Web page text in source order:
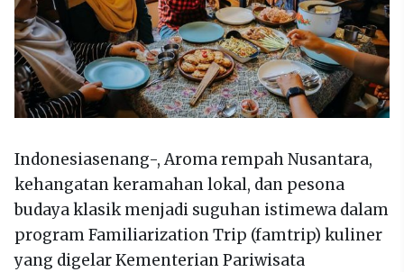
Indonesiasenang-, Aroma rempah Nusantara,
kehangatan keramahan lokal, dan pesona
budaya klasik menjadi suguhan istimewa dalam
program Familiarization Trip (famtrip) kuliner
yang digelar Kementerian Pariwisata